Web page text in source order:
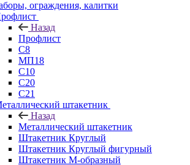
ограждения, калитки
Назад
Профлист
С8
МП18
С10
С20
С21
штакетник
Назад
Металлический штакетник
Штакетник Круглый
Штакетник Круглый фигурный
Штакетник М-образный